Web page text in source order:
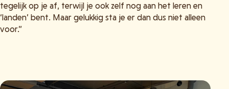
tegelijk op je af, terwijl je ook zelf nog aan het leren en
‘landen’ bent. Maar gelukkig sta je er dan dus niet alleen
voor.”